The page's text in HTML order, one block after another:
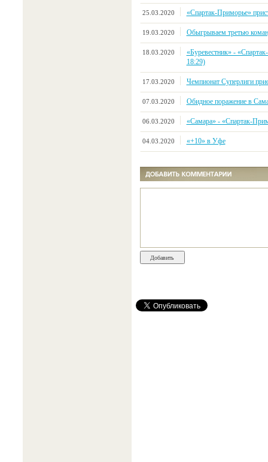
25.03.2020 «Спартак-Приморье»
19.03.2020 Обыгрываем третью
18.03.2020
«Буревестник» -
18:29)
17.03.2020 Чемпионат Суперлиги
07.03.2020 Обидное поражение в
06.03.2020 «Самара» - «Спартак-
04.03.2020 «+10» в Уфе